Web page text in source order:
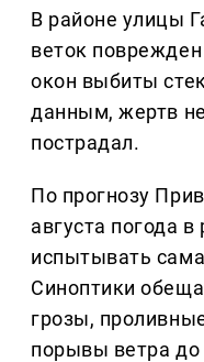
В районе улицы
веток
окон выбиты
данным, жертв
пострадал.
По прогнозу
августа погода
испытывать
Синоптики
грозы,
порывы ветра до